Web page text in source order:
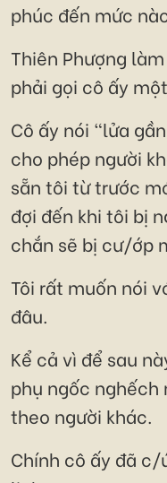
phúc đến mức
Thiên Phượng
phải gọi cô ấy
Cô ấy nói "lửa
cho phép người
sẵn tôi từ trước
đợi đến khi tôi bị
chắn sẽ bị cư/ớp
Tôi rất muốn nói
đâu.
Kể cả vì để sau
phụ ngốc nghếch
theo người khác.
Chính cô ấy đã